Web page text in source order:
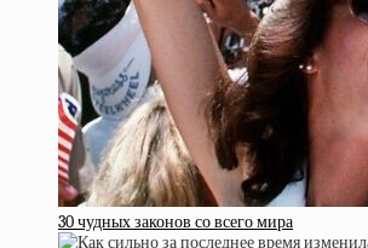
30 чудных законов со всего мира